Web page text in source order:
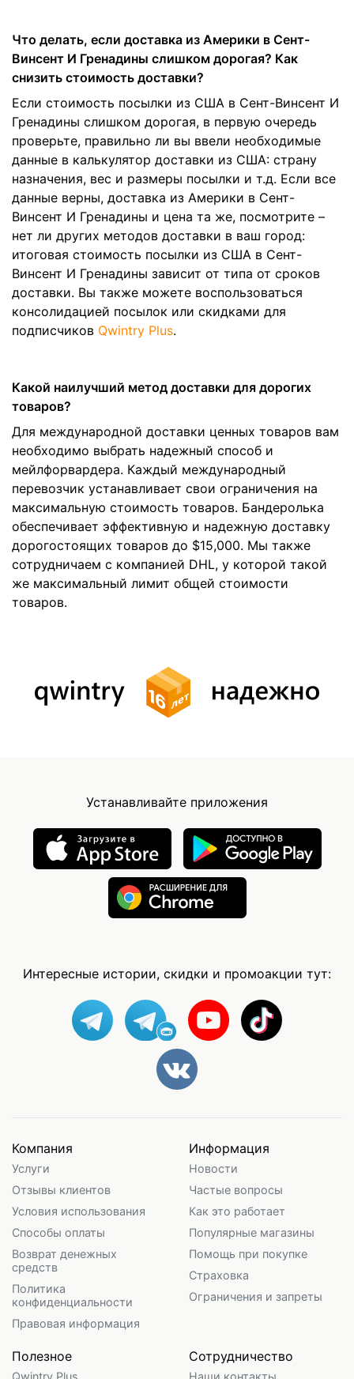
Что делать, если доставка из Америки в Сент-
Винсент И Гренадины слишком дорогая? Как
снизить стоимость доставки?
Если стоимость посылки из США в Сент-Винсент И
Гренадины слишком дорогая, в первую очередь
проверьте, правильно ли вы ввели необходимые
данные в калькулятор доставки из США: страну
назначения, вес и размеры посылки и т.д. Если все
данные верны, доставка из Америки в Сент-
Винсент И Гренадины и цена та же, посмотрите –
нет ли других методов доставки в ваш город:
итоговая стоимость посылки из США в Сент-
Винсент И Гренадины зависит от типа от сроков
доставки. Вы также можете воспользоваться
консолидацией посылок или скидками для
подписчиков Qwintry Plus.
Какой наилучший метод доставки для дорогих
товаров?
Для международной доставки ценных товаров вам
необходимо выбрать надежный способ и
мейлфорвардера. Каждый международный
перевозчик устанавливает свои ограничения на
максимальную стоимость товаров. Бандеролька
обеспечивает эффективную и надежную доставку
дорогостоящих товаров до $15,000. Мы также
сотрудничаем с компанией DHL, у которой такой
же максимальный лимит общей стоимости
товаров.
Устанавливайте приложения
Интересные истории, скидки и промоакции тут:
Компания
Услуги
Отзывы клиентов
Условия использования
Способы оплаты
Возврат денежных
средств
Политика
конфиденциальности
Правовая информация
Информация
Новости
Частые вопросы
Как это работает
Популярные магазины
Помощь при покупке
Страховка
Ограничения и запреты
Полезное Сотрудничество